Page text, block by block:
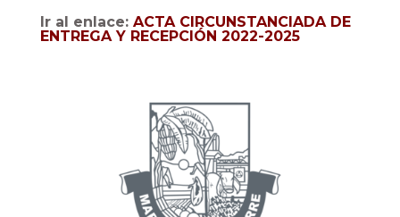
Ir al enlace: ACTA CIRCUNSTANCIADA DE
ENTREGA Y RECEPCIÓN 2022-2025